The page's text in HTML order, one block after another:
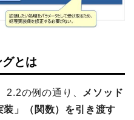
とは
2.2の例の通り、
メソッド
」（関数）を引き渡す